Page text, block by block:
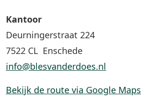
Kantoor
Deurningerstraat 224
7522 CL Enschede
info@blesvanderdoes.nl
Bekijk de route via Google Maps